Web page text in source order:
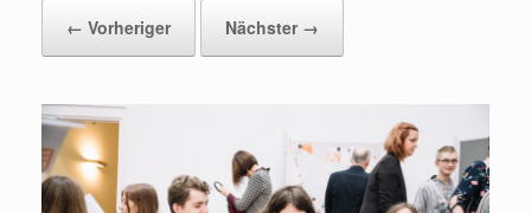
← Vorheriger
Nächster →